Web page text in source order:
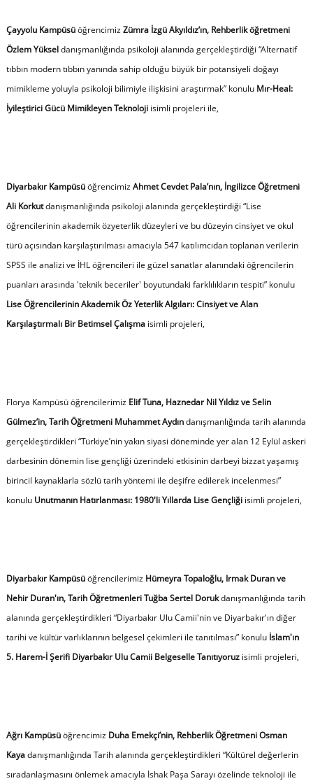
Çayyolu KampüsüöğrencimizZümra İzgü Akyıldız’ın, Rehberlik öğretmeni
Özlem Yükseldanışmanlığında psikoloji alanında gerçekleştirdiği “Alternatif
tıbbın modern tıbbın yanında sahip olduğu büyük bir potansiyeli doğayı
mimikleme yoluyla psikoloji bilimiyle ilişkisini araştırmak” konulu Mır-Heal:
İyileştirici Gücü Mimikleyen Teknoloji isimli projeleri ile,
Diyarbakır KampüsüöğrencimizAhmet Cevdet Pala’nın, İngilizce Öğretmeni
Ali Korkutdanışmanlığında psikoloji alanında gerçekleştirdiği “Lise
öğrencilerinin akademik özyeterlik düzeyleri ve bu düzeyin cinsiyet ve okul
türü açısından karşılaştırılması amacıyla 547 katılımcıdan toplanan verilerin
SPSS ile analizi ve İHL öğrencileri ile güzel sanatlar alanındaki öğrencilerin
puanları arasında 'teknik beceriler' boyutundaki farklılıkların tespiti” konulu
Lise Öğrencilerinin Akademik Öz Yeterlik Algıları: Cinsiyet ve Alan
Karşılaştırmalı Bir Betimsel Çalışma isimli projeleri,
Florya Kampüsü öğrencilerimiz Elif Tuna, Haznedar Nil Yıldız ve Selin
Gülmez’in, Tarih Öğretmeni Muhammet Aydındanışmanlığında tarih alanında
gerçekleştirdikleri “Türkiye’nin yakın siyasi döneminde yer alan 12 Eylül askeri
darbesinin dönemin lise gençliği üzerindeki etkisinin darbeyi bizzat yaşamış
birincil kaynaklarla sözlü tarih yöntemi ile deşifre edilerek incelenmesi”
konuluUnutmanın Hatırlanması: 1980'li Yıllarda Lise Gençliğiisimli projeleri,
Diyarbakır Kampüsüöğrencilerimiz Hümeyra Topaloğlu, Irmak Duran ve
Nehir Duran'ın, Tarih Öğretmenleri Tuğba Sertel Dorukdanışmanlığında tarih
alanında gerçekleştirdikleri “Diyarbakır Ulu Camii'nin ve Diyarbakır'ın diğer
tarihi ve kültür varlıklarının belgesel çekimleri ile tanıtılması” konulu İslam'ın
5. Harem-İ Şerifi Diyarbakır Ulu Camii Belgeselle Tanıtıyoruzisimli projeleri,
Ağrı Kampüsüöğrencimiz Duha Emekçi’nin, Rehberlik Öğretmeni Osman
Kayadanışmanlığında Tarih alanında gerçekleştirdikleri “Kültürel değerlerin
sıradanlaşmasını önlemek amacıyla İshak Paşa Sarayı özelinde teknoloji ile